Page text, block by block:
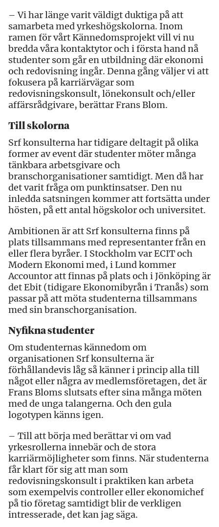
– Vi har länge varit väldigt duktiga på att
samarbeta med yrkeshögskolorna. Inom
ramen för vårt Kännedomsprojekt vill vi nu
bredda våra kontaktytor och i första hand nå
studenter som går en utbildning där ekonomi
och redovisning ingår. Denna gång väljer vi att
fokusera på karriärvägar som
redovisningskonsult, lönekonsult och/eller
affärsrådgivare, berättar Frans Blom.
Till skolorna
Srf konsulterna har tidigare deltagit på olika
former av event där studenter möter många
tänkbara arbetsgivare och
branschorganisationer samtidigt. Men då har
det varit fråga om punktinsatser. Den nu
inledda satsningen kommer att fortsätta under
hösten, på ett antal högskolor och universitet.
Ambitionen är att Srf konsulterna finns på
plats tillsammans med representanter från en
eller flera byråer. I Stockholm var ECIT och
Modern Ekonomi med, i Lund kommer
Accountor att finnas på plats och i Jönköping är
det Ebit (tidigare Ekonomibyrån i Tranås) som
passar på att möta studenterna tillsammans
med sin branschorganisation.
Nyfikna studenter
Om studenternas kännedom om
organisationen Srf konsulterna är
förhållandevis låg så känner i princip alla till
något eller några av medlemsföretagen, det är
Frans Bloms slutsats efter sina många möten
med de unga talangerna. Och den gula
logotypen känns igen.
– Till att börja med berättar vi om vad
yrkesrollerna innebär och de stora
karriärmöjligheter som finns. När studenterna
får klart för sig att man som
redovisningskonsult i praktiken kan arbeta
som exempelvis controller eller ekonomichef
på tio företag samtidigt blir de verkligen
intresserade, det kan jag säga.